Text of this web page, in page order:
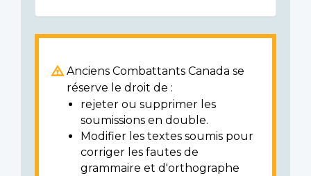
Anciens Combattants Canada se
réserve le droit de :
rejeter ou supprimer les
soumissions en double.
Modifier les textes soumis pour
corriger les fautes de
grammaire et d'orthographe